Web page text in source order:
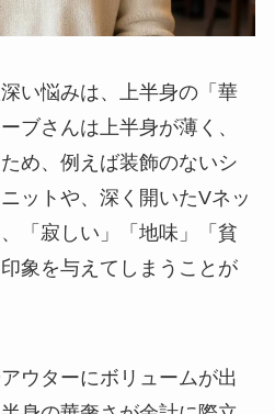
い悩みは、上半身の「華
ブさんは上半身が薄く、
め、例えば装飾のないシ
ットや、深く開いたVネッ
「寂しい」「地味」「貧
象を与えてしまうことが
ウターにボリュームが出